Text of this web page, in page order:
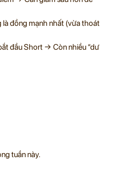
là đồng mạnh nhất (vừa thoát
đầu Short → Còn nhiều “dư
tuần này.